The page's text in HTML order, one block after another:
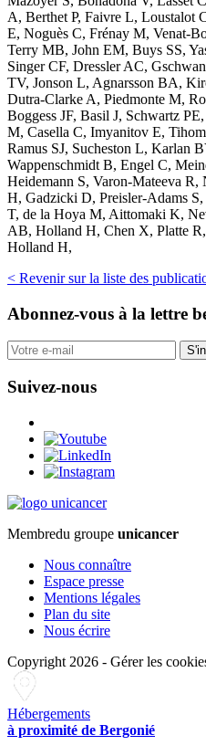
A, Berthet P, Faivre L, Loustalot
E, Noguès C, Frénay M, Venat-
Terry MB, John EM, Buys SS,
Singer CF, Dressler AC,
TV, Jonson L, Agnarsson BA,
Dutra-Clarke A, Piedmonte M,
Boggess JF, Basil J, Schwartz
M, Casella C, Imyanitov E,
Ramus SJ, Sucheston L, Karlan
Wappenschmidt B, Engel C,
Heidemann S, Varon-Mateeva R,
H, Gadzicki D, Preisler-Adams
T, de la Hoya M, Aittomaki K,
AB, Holland H, Chen X, Platte
Holland H,
< Revenir sur la liste des
Abonnez-vous à la lettre
Suivez-nous
Membredu groupe unicancer
Nous connaître
Espace presse
Mentions légales
Plan du site
Nous écrire
Copyright 2026 - Gérer les
Hébergements
à proximité de Bergonié